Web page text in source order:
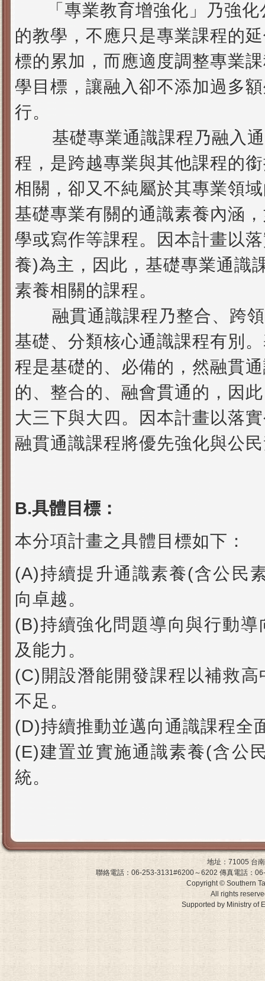
「專業教育增強化」乃強化
的教學，不應只是專業課程的
標的累加，而應適度調整專業
學目標，讓融入卻不添加過多
行。
基礎專業通識課程乃融入通
程，是跨越專業與其他課程的
相關，卻又不純屬於其專業領
基礎專業有關的通識素養內涵
學或寫作等課程。因本計畫以
養)為主，因此，基礎專業通識
素養相關的課程。
融貫通識課程乃整合、跨領
基礎、分類核心通識課程有別
程是基礎的、必備的，然融貫
的、整合的、融會貫通的，因
大三下與大四。因本計畫以落
融貫通識課程將優先強化與公
B.具體目標：
本分項計畫之具體目標如下：
(A)持續提升通識素養(含公民
向卓越。
(B)持續強化問題導向與行動
及能力。
(C) 開設潛能開發課程以補救
不足。
(D)持續推動並邁向通識課程全
(E)建置並實施通識素養(含公
統。
地址：71005 台
聯絡電話：06-253-3131#6200～6202 傳真電話：
Copyright © Southern
All rights
Supported by Ministry of